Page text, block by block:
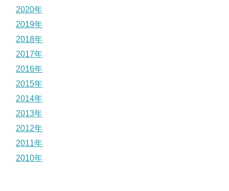
2020年
2019年
2018年
2017年
2016年
2015年
2014年
2013年
2012年
2011年
2010年